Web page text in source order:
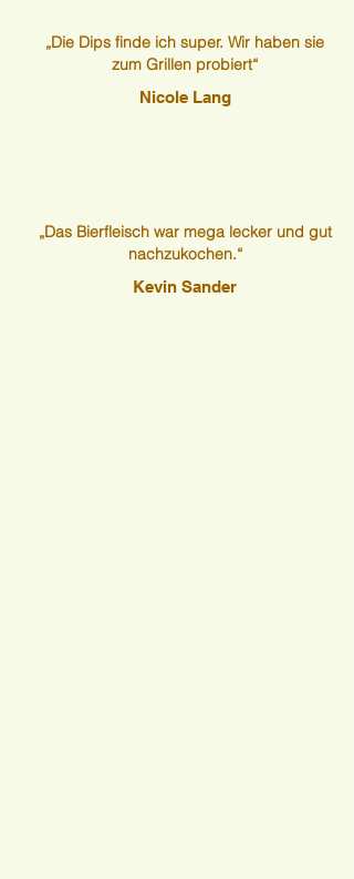
„Die Dips finde ich super. Wir haben sie
zum Grillen probiert“
Nicole Lang
„Das Bierfleisch war mega lecker und gut
nachzukochen.“
Kevin Sander